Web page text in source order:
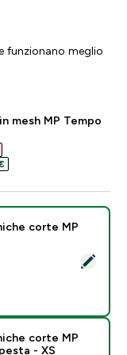
funzionano meglio
mesh MP Tempo
sportiva a
corte MP
corte MP
- XS